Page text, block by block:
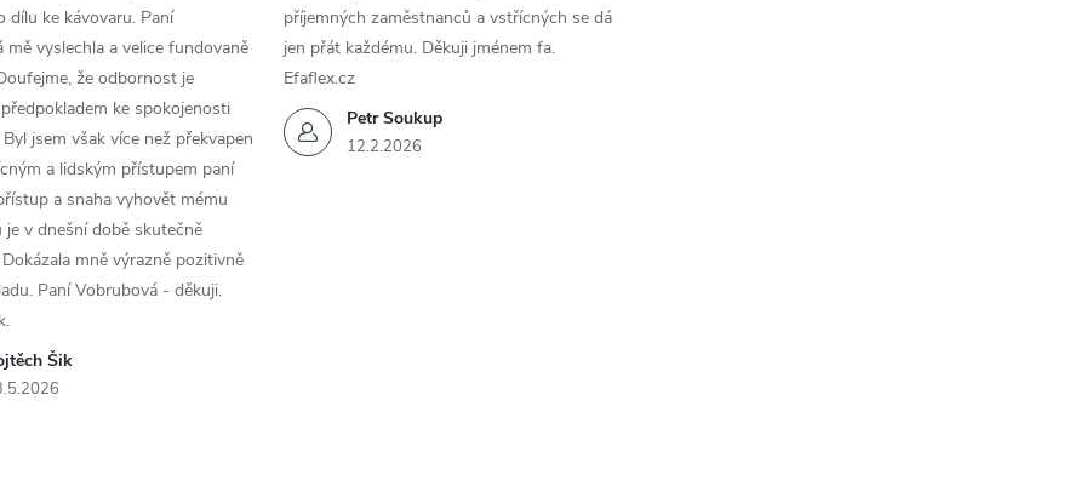
Šik
dílu ke kávovaru. Paní
mě vyslechla a velice fundovaně
že odbornost je
ke spokojenosti
jsem však více než překvapen
a lidským přístupem paní
a snaha vyhovět mému
je v dnešní době skutečně
mně výrazně pozitivně
Paní Vobrubová - děkuji.
Petr Soukup
12.2.2026
příjemných zaměstnanců a vstřícných se dá
jen přát každému. Děkuji jménem fa.
Efaflex.cz